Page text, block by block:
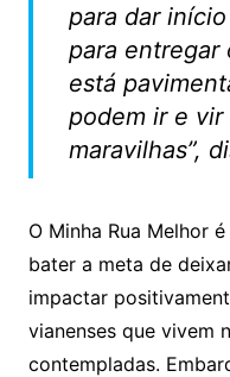
para dar
para entregar
está
podem ir e vir
maravilhas”,
O Minha Rua Melhor
bater a meta de
impactar
vianenses que vivem
contempladas.